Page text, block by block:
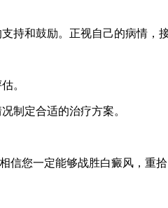
持和鼓励。正视自己的病情，
。
制定合适的治疗方案。
您一定能够战胜白癜风，重拾